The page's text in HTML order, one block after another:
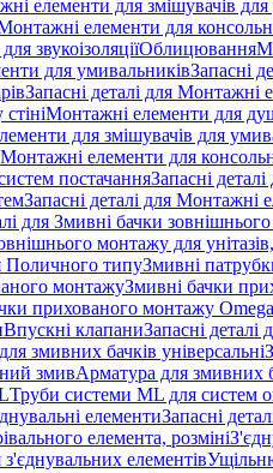
елементи для змішувачів
Монтажні елементи для
звукоізоляціїОблицювання
для умивальниківЗапасні
Запасні деталі для Монтажні
Монтажні елементи для
для змішувачів для
Монтажні елементи для
постачанняЗапасні
Запасні деталі для
для Змивні бачки
монтажу для
Поличного типуЗмивні
монтажуЗмивні бачки
прихованого монтажу Omega
Впускні клапаниЗапасні деталі
змивних бачків універсальні
змивАрматура для змивних
Труби системи ML для систем
елементиЗапасні
елемента, розміні
з'єднувальних елементів